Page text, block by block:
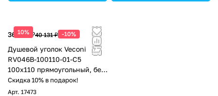
10%
36 118 ₽40 131 ₽ -10%
Душевой уголок Veconi
RV046B-100110-01-C5
100х110 прямоугольный, без
поддона, прозрачное стекло,
чёрный матовый
Скидка 10% в подарок!
Арт. 17473